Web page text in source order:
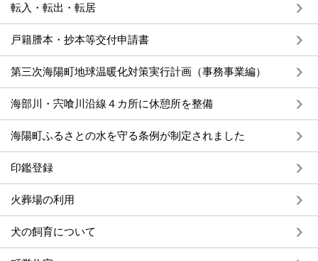
転入・転出・転居
戸籍謄本・抄本等交付申請書
第三次海陽町地球温暖化対策実行計画（事務事業編）
海部川・宍喰川沿線４カ所に休憩所を整備
海陽町ふるさとの水を守る条例が制定されました
印鑑登録
火葬場の利用
犬の飼育について